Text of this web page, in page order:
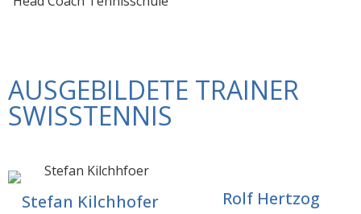
AUSGEBILDETE TRAINER
SWISSTENNIS
Stefan Kilchhofer Rolf Hertzog